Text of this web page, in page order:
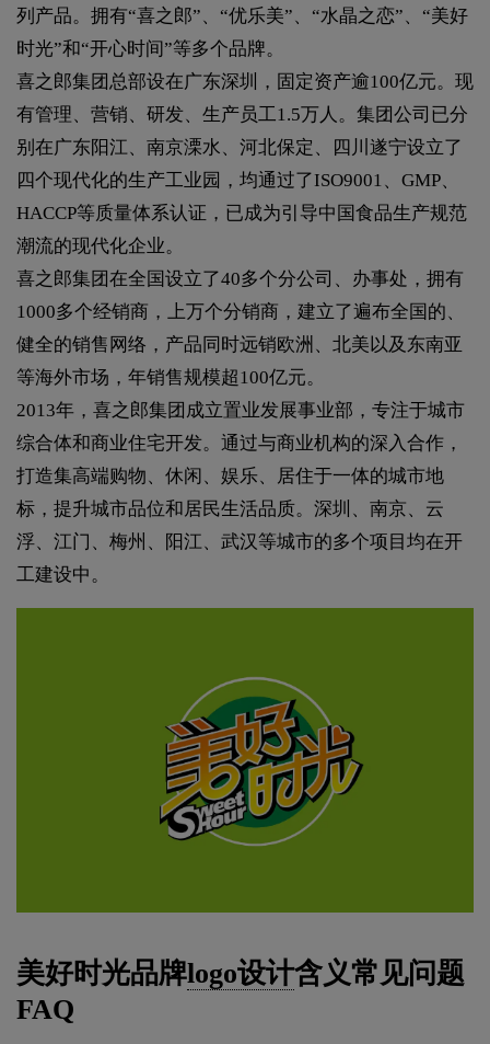
列产品。拥有“喜之郎”、“优乐美”、“水晶之恋”、“美好
时光”和“开心时间”等多个品牌。
喜之郎集团总部设在广东深圳，固定资产逾100亿元。现
有管理、营销、研发、生产员工1.5万人。集团公司已分
别在广东阳江、南京溧水、河北保定、四川遂宁设立了
四个现代化的生产工业园，均通过了ISO9001、GMP、
HACCP等质量体系认证，已成为引导中国食品生产规范
潮流的现代化企业。
喜之郎集团在全国设立了40多个分公司、办事处，拥有
1000多个经销商，上万个分销商，建立了遍布全国的、
健全的销售网络，产品同时远销欧洲、北美以及东南亚
等海外市场，年销售规模超100亿元。
2013年，喜之郎集团成立置业发展事业部，专注于城市
综合体和商业住宅开发。通过与商业机构的深入合作，
打造集高端购物、休闲、娱乐、居住于一体的城市地
标，提升城市品位和居民生活品质。深圳、南京、云
浮、江门、梅州、阳江、武汉等城市的多个项目均在开
工建设中。
美好时光品牌logo设计含义常见问题
FAQ